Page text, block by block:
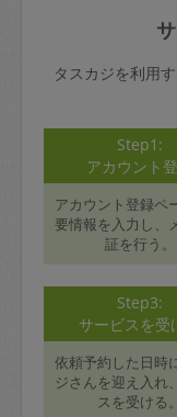
タスカジを利用
Step1:
アカウント
アカウント登録ペ
要情報を入力し、
証を行う。
Step3:
サービスを受
依頼予約した日時
ジさんを迎え入れ
スを受ける。